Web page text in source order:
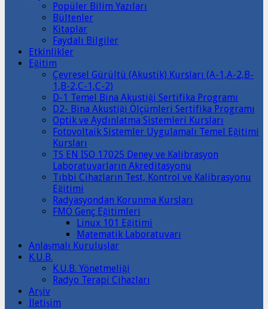
Popüler Bilim Yazıları
Bültenler
Kitaplar
Faydalı Bilgiler
Etkinlikler
Eğitim
Çevresel Gürültü (Akustik) Kursları (A-1,A-2,B-
1,B-2,C-1,C-2)
D-1 Temel Bina Akustiği Sertifika Programı
D2- Bina Akustiği Ölçümleri Sertifika Programı
Optik ve Aydınlatma Sistemleri Kursları
Fotovoltaik Sistemler Uygulamalı Temel Eğitimi
Kursları
TS EN ISO 17025 Deney ve Kalibrasyon
Laboratuvarların Akreditasyonu
Tıbbi Cihazların Test, Kontrol ve Kalibrasyonu
Eğitimi
Radyasyondan Korunma Kursları
FMO Genç Eğitimleri
Linux 101 Eğitimi
Matematik Laboratuvarı
Anlaşmalı Kuruluşlar
K.U.B.
K.U.B. Yönetmeliği
Radyo Terapi Cihazları
Arşiv
İletişim